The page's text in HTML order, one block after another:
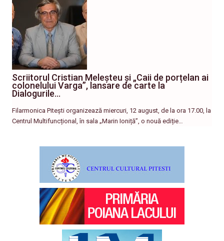
Scriitorul Cristian Meleșteu și „Caii de porțelan ai
colonelului Varga”, lansare de carte la
Dialogurile…
Filarmonica Pitești organizează miercuri, 12 august, de la ora 17.00, la
Centrul Multifuncțional, în sala „Marin Ioniță”, o nouă ediție…